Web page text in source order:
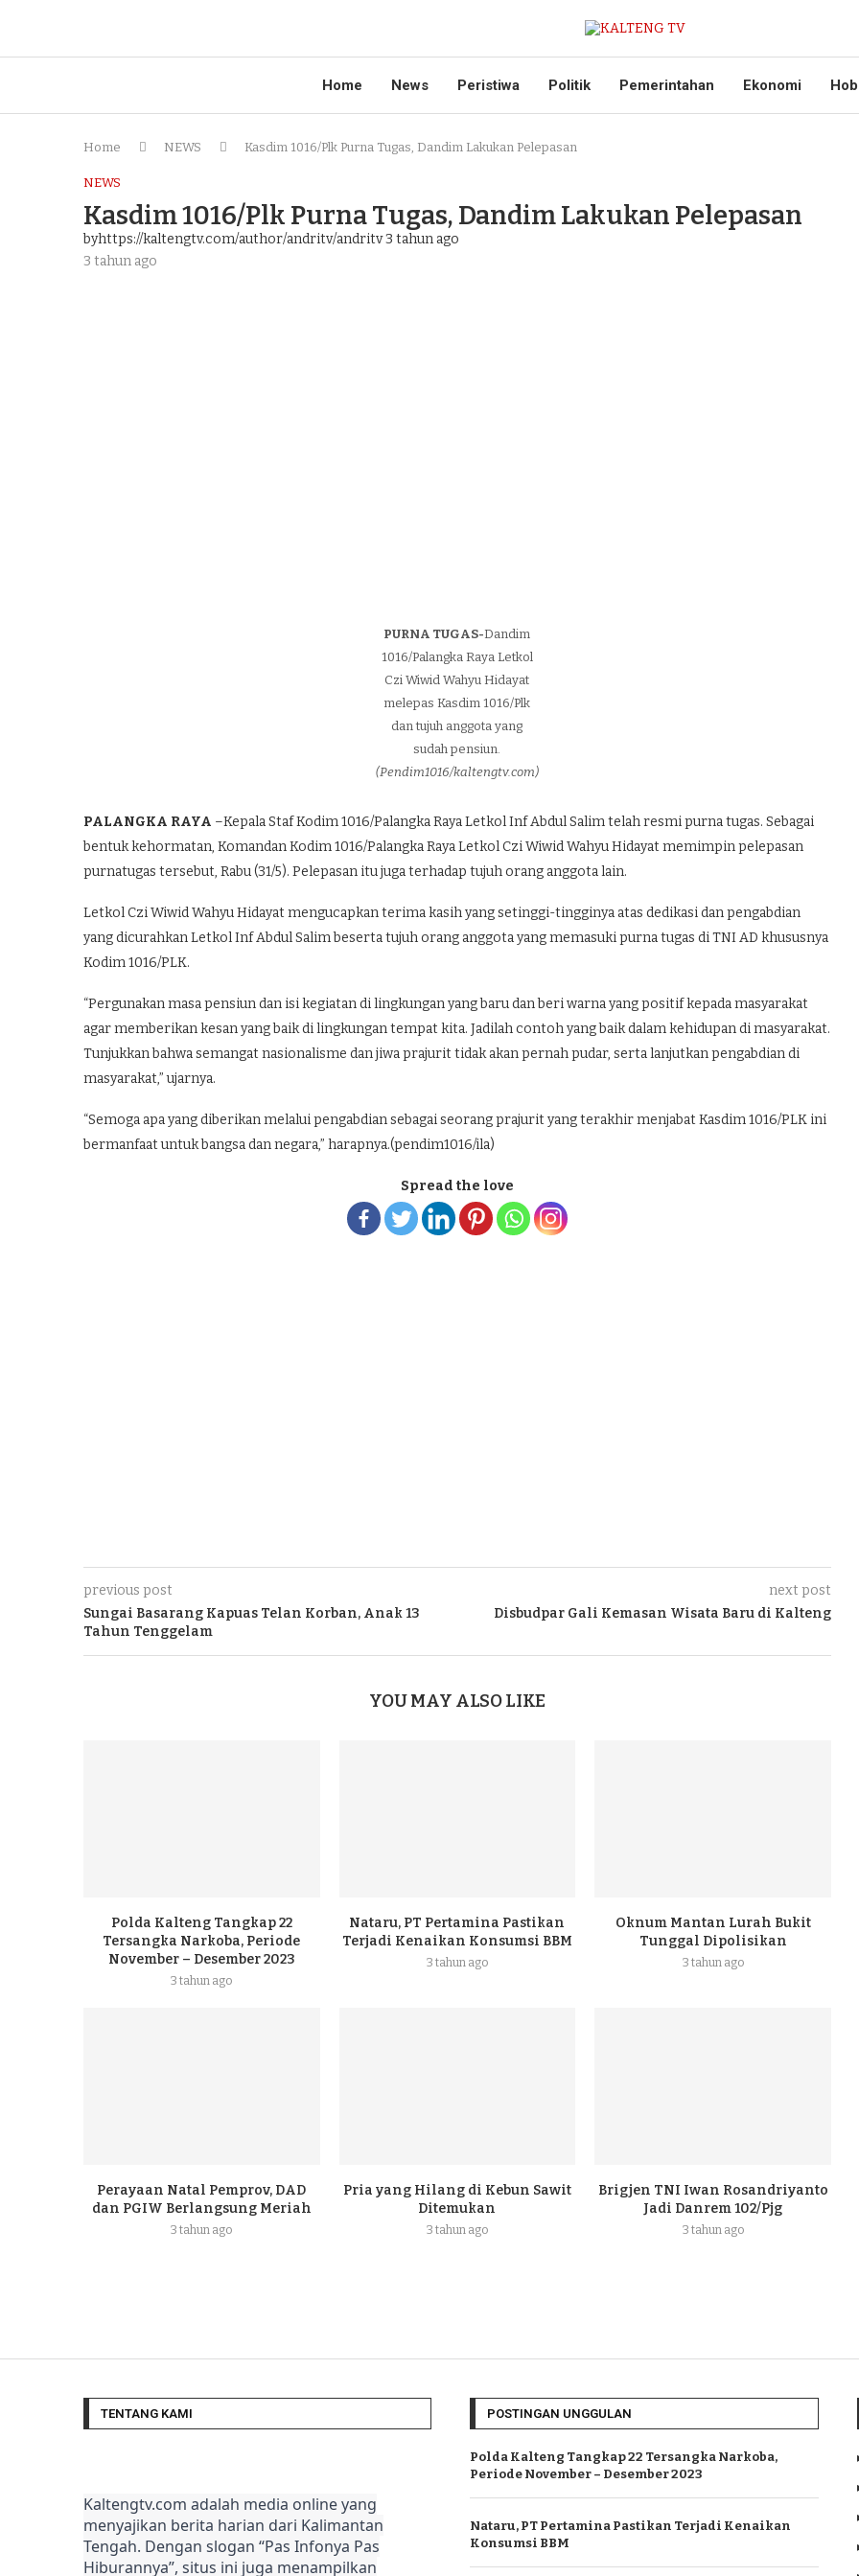
Home News Peristiwa Politik Pemerintahan Ekonomi
Home NEWS Kasdim 1016/Plk Purna Tugas, Dandim Lakukan Pelepasan
NEWS
Kasdim 1016/Plk Purna Tugas, Dandim Lakukan Pelepasan
byhttps://kaltengtv.com/author/andritv/andritv3 tahun ago
3 tahun ago
PURNA TUGAS-Dandim
1016/Palangka Raya Letkol
Czi Wiwid Wahyu Hidayat
melepas Kasdim 1016/Plk
dan tujuh anggota yang
sudah pensiun.
(Pendim1016/kaltengtv.com)
PALANGKA RAYA –Kepala Staf Kodim 1016/Palangka Raya Letkol Inf Abdul Salim telah resmi purna tugas. Sebagai
bentuk kehormatan, Komandan Kodim 1016/Palangka Raya Letkol Czi Wiwid Wahyu Hidayat memimpin pelepasan
purnatugas tersebut, Rabu (31/5). Pelepasan itu juga terhadap tujuh orang anggota lain.
Letkol Czi Wiwid Wahyu Hidayat mengucapkan terima kasih yang setinggi-tingginya atas dedikasi dan pengabdian
yang dicurahkan Letkol Inf Abdul Salim beserta tujuh orang anggota yang memasuki purna tugas di TNI AD khususnya
Kodim 1016/PLK.
“Pergunakan masa pensiun dan isi kegiatan di lingkungan yang baru dan beri warna yang positif kepada masyarakat
agar memberikan kesan yang baik di lingkungan tempat kita. Jadilah contoh yang baik dalam kehidupan di masyarakat.
Tunjukkan bahwa semangat nasionalisme dan jiwa prajurit tidak akan pernah pudar, serta lanjutkan pengabdian di
masyarakat,” ujarnya.
“Semoga apa yang diberikan melalui pengabdian sebagai seorang prajurit yang terakhir menjabat Kasdim 1016/PLK ini
bermanfaat untuk bangsa dan negara,” harapnya.(pendim1016/ila)
Spread the love
previous post
Sungai Basarang Kapuas Telan Korban, Anak 13
Tahun Tenggelam
next post
Disbudpar Gali Kemasan Wisata Baru di Kalteng
YOU MAY ALSO LIKE
Polda Kalteng Tangkap 22
Tersangka Narkoba, Periode
November – Desember 2023
3 tahun ago
Nataru, PT Pertamina Pastikan
Terjadi Kenaikan Konsumsi BBM
3 tahun ago
Oknum Mantan Lurah Bukit
Tunggal Dipolisikan
3 tahun ago
Perayaan Natal Pemprov, DAD
dan PGIW Berlangsung Meriah
3 tahun ago
Pria yang Hilang di Kebun Sawit
Ditemukan
3 tahun ago
Brigjen TNI Iwan Rosandriyanto
Jadi Danrem 102/Pjg
3 tahun ago
TENTANG KAMI
Kaltengtv.com adalah media online yang
menyajikan berita harian dari Kalimantan
Tengah. Dengan slogan “Pas Infonya Pas
Hiburannya”, situs ini juga menampilkan
POSTINGAN UNGGULAN
Polda Kalteng Tangkap 22 Tersangka Narkoba,
Periode November – Desember 2023
Nataru, PT Pertamina Pastikan Terjadi Kenaikan
Konsumsi BBM